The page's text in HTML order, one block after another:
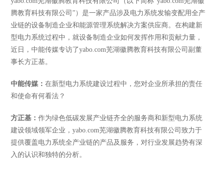
腾教育科技有限公司”）是一家产品涉及电力系统发输变配用全产
业链的设备制造企业和能源管理系统解决方案供应商。在构建新
型电力系统过程中，就设备制造企业如何发挥作用和贡献力量，
近日，中能传媒专访了yabo.com芜湖徽腾教育科技有限公司副董
事长方正基。
中能传媒：在新型电力系统建设过程中，您对企业所承担的责任
和使命有何看法？
方正基：作为绿色低碳发展产业链齐全的服务商和新型电力系统
建设领域领军企业，yabo.com芜湖徽腾教育科技有限公司致力于
提供覆盖电力系统全产业链的产品及服务，对行业发展趋势有深
入的认识和独特的分析。